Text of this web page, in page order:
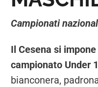
Campionati
Il Cesena si
campionato Under
bianconera,